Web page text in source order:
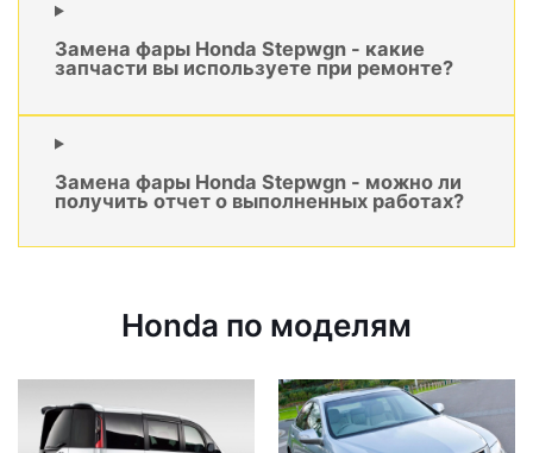
Замена фары Honda Stepwgn - какие
запчасти вы используете при ремонте?
Замена фары Honda Stepwgn - можно ли
получить отчет о выполненных работах?
Honda по моделям